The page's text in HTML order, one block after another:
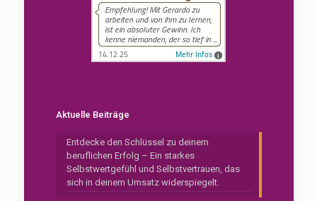
Aktuelle Beiträge
Entdecke den Schlüssel zu deinem
beruflichen Erfolg – Ein starkes
Selbstwertgefühl und Selbstvertrauen, das
sich in deinem Umsatz widerspiegelt.